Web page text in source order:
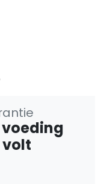
voeding
volt